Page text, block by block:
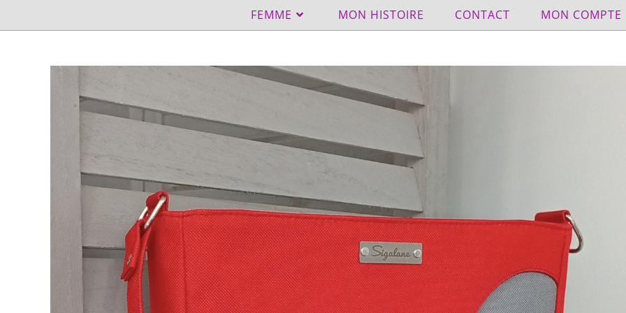
FEMME MON HISTOIRE CONTACT MON COMPTE